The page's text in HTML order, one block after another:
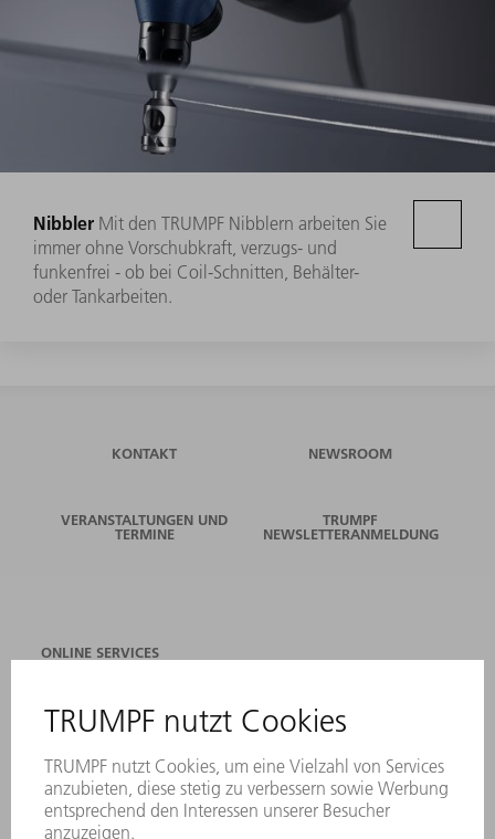
Nibbler Mit den TRUMPF Nibblern arbeiten Sie
immer ohne Vorschubkraft, verzugs- und
funkenfrei - ob bei Coil-Schnitten, Behälter-
oder Tankarbeiten.
KONTAKT NEWSROOM
VERANSTALTUNGEN UND
TERMINE
TRUMPF
NEWSLETTERANMELDUNG
ONLINE SERVICES
STANDORTE
NEWSLETTER-ANMELDUNG
MYTRUMPF
SICHERHEITSDATENBLÄTTER
PRODUKTE